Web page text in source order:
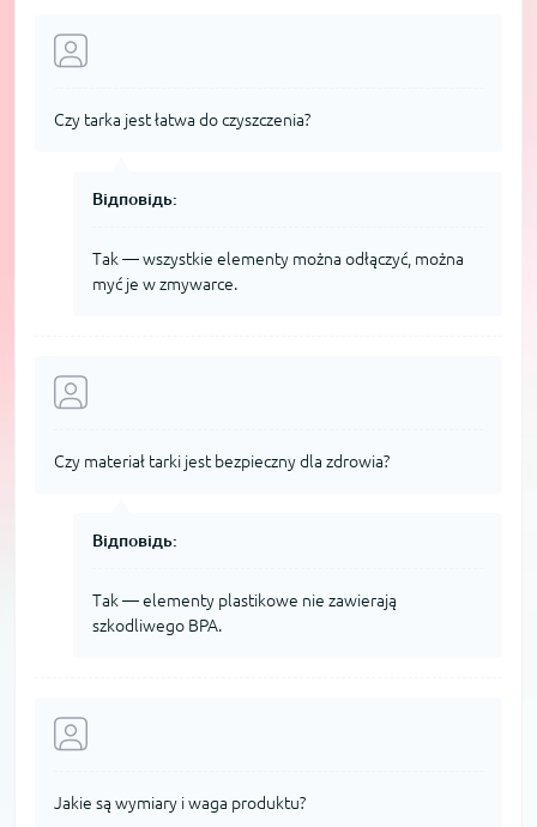
Czy tarka jest łatwa do czyszczenia?
Відповідь:
Tak — wszystkie elementy można odłączyć, można
myć je w zmywarce.
Czy materiał tarki jest bezpieczny dla zdrowia?
Відповідь:
Tak — elementy plastikowe nie zawierają
szkodliwego BPA.
Jakie są wymiary i waga produktu?